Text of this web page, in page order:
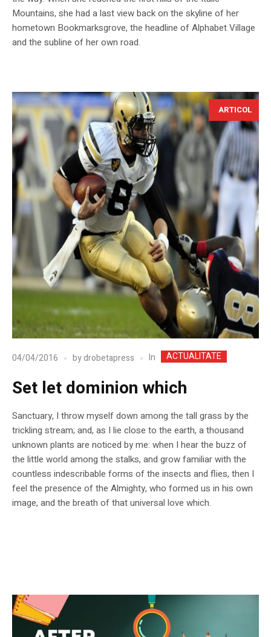
Mountains, she had a last view back on the skyline of her
hometown Bookmarksgrove, the headline of Alphabet Village
and the subline of her own road.
ARTICOL
04/04/2016 bydrobetapress In ACTUALITATE
Set let dominion which
Sanctuary, I throw myself down among the tall grass by the
trickling stream; and, as I lie close to the earth, a thousand
unknown plants are noticed by me: when I hear the buzz of
the little world among the stalks, and grow familiar with the
countless indescribable forms of the insects and flies, then I
feel the presence of the Almighty, who formed us in his own
image, and the breath of that universal love which.